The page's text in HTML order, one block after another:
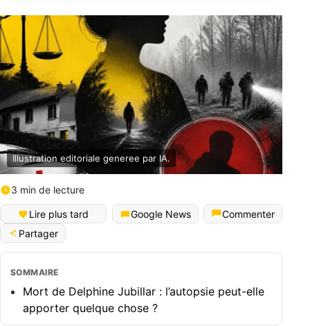
Illustration editoriale generee par IA.
3 min de lecture
Lire plus tard Google News
Commenter
Partager
SOMMAIRE
Mort de Delphine Jubillar : l’autopsie peut-elle
apporter quelque chose ?